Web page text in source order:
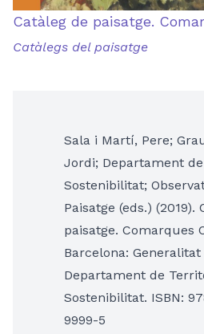
Catàleg de paisatge.
Catàlegs del paisatge
Sala i Martí, Pere;
Jordi; Departament
Sostenibilitat;
Paisatge (eds.) (2019).
paisatge. Comarques
Barcelona:
Departament de
Sostenibilitat. ISBN:
9999-5